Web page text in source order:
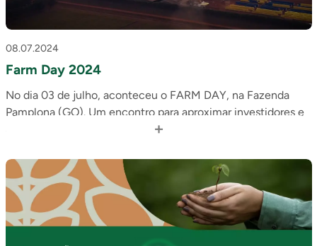
08.07.2024
Farm Day 2024
No dia 03 de julho, aconteceu o FARM DAY, na Fazenda
Pamplona (GO). Um encontro para aproximar investidores e
analistas de mercado do dia a dia da operação de uma das
+